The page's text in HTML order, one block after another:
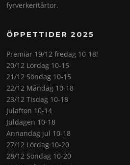
fyrverkeritårtor.
ÖPPETTIDER 2025
Premiär 19/12 fredag 10-18!
20/12 Lördag 10-15
21/12 Söndag 10-15
22/12 Måndag 10-18
23/12 Tisdag 10-18
Julafton 10-14
Juldagen 10-18
Annandag jul 10-18
27/12 Lördag 10-20
28/12 Söndag 10-20